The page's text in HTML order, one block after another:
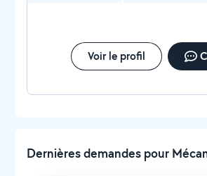
Voir le profil
Dernières demandes pour